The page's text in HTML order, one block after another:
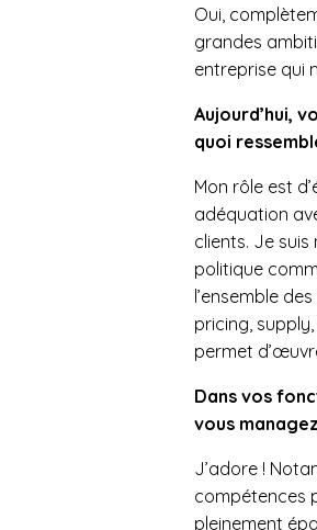
Oui,
grandes
entreprise qui
Aujourd’hui,
quoi
Mon rôle est
adéquation
clients. Je
politique
l’ensemble
pricing,
permet
Dans vos
vous
J’adore !
compétences
pleinement